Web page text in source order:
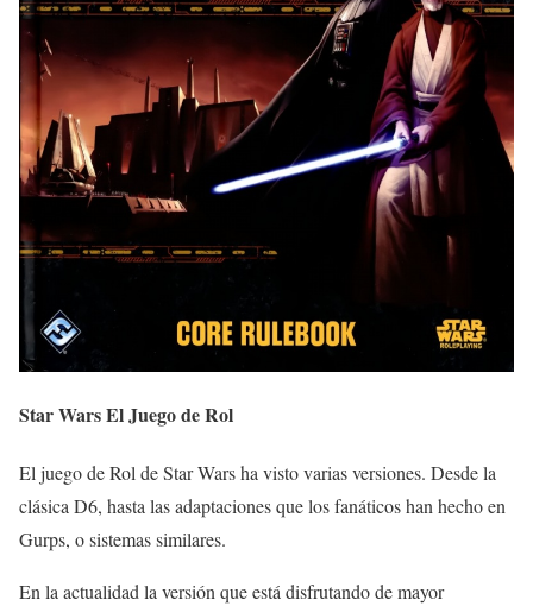
Star Wars El Juego de Rol
El juego de Rol de Star Wars ha visto varias versiones. Desde la
clásica D6, hasta las adaptaciones que los fanáticos han hecho en
Gurps, o sistemas similares.
En la actualidad la versión que está disfrutando de mayor